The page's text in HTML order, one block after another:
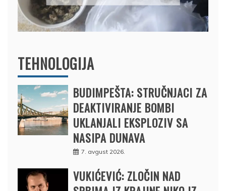
12. februar 2025.
TEHNOLOGIJA
BUDIMPEŠTA: STRUČNJACI ZA
DEAKTIVIRANJE BOMBI
UKLANJALI EKSPLOZIV SA
NASIPA DUNAVA
7. avgust 2026.
VUKIĆEVIĆ: ZLOČIN NAD